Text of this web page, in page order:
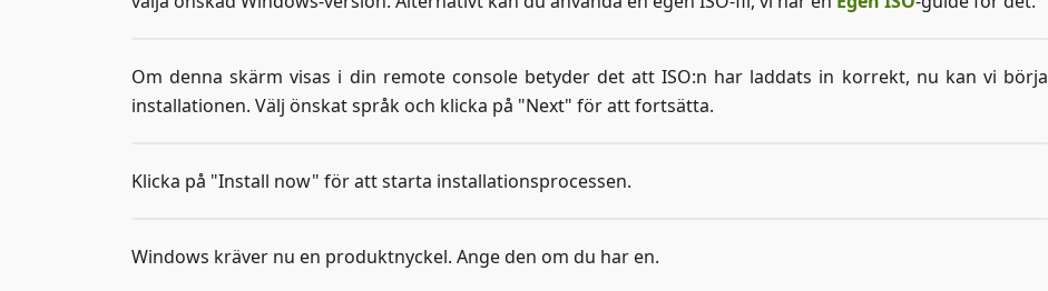
Om denna skärm visas i din remote console betyder det att ISO:n har laddats in korrekt, nu kan vi börja
installationen. Välj önskat språk och klicka på "Next" för att fortsätta.
Klicka på "Install now" för att starta installationsprocessen.
Windows kräver nu en produktnyckel. Ange den om du har en.